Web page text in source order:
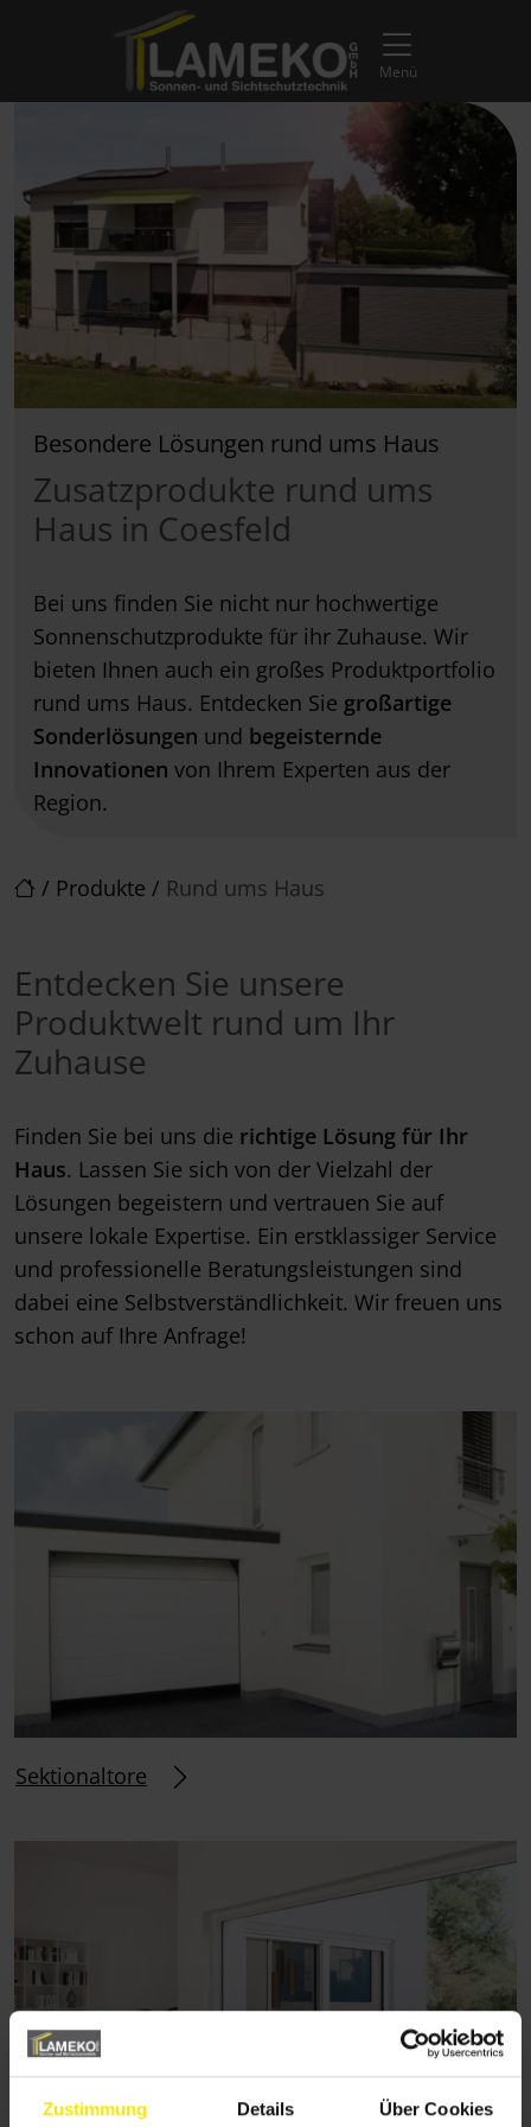
Zustimmung Details Über Cookies
zur Top-Navigation
zur Hauptnavigation
Inhalt springen
zum Footer
Hauptnavigation
Menü
/ Produkte / Rund ums Haus
Besondere Lösungen rund ums Haus
Zusatzprodukte rund ums
Haus in Coesfeld
Bei uns finden Sie nicht nur hochwertige
Sonnenschutzprodukte für ihr Zuhause. Wir
bieten Ihnen auch ein großes Produktportfolio
rund ums Haus. Entdecken Sie großartige
Sonderlösungen und begeisternde
Innovationen von Ihrem Experten aus der
Region.
Entdecken Sie unsere
Produktwelt rund um Ihr
Zuhause
Finden Sie bei uns die richtige Lösung für Ihr
Haus. Lassen Sie sich von der Vielzahl der
Lösungen begeistern und vertrauen Sie auf
unsere lokale Expertise. Ein erstklassiger Service
und professionelle Beratungsleistungen sind
dabei eine Selbstverständlichkeit. Wir freuen uns
schon auf Ihre Anfrage!
Sektionaltore